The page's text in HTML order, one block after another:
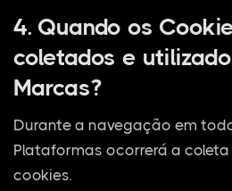
4. Quando os
coletados e
Marcas?
Durante a navegação em
Plataformas ocorrerá a
cookies.